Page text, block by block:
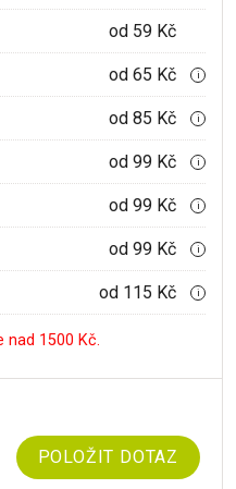
od 59 Kč
od 65 Kč i
od 85 Kč i
od 99 Kč i
od 99 Kč i
od 99 Kč i
od 115 Kč i
nad 1500 Kč.
POLOŽIT DOTAZ